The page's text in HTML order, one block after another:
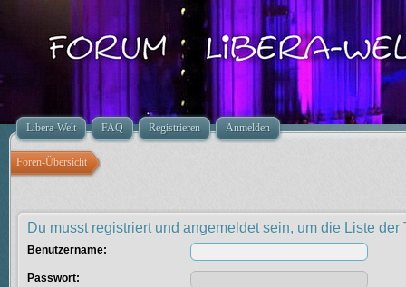
Libera-Welt FAQ Registrieren Anmelden
Foren-Übersicht
Du musst registriert und angemeldet sein, um die Liste
Benutzername:
Passwort: